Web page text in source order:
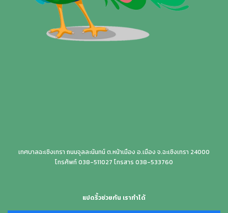
เทศบาลฉะเชิงเทรา ถนนจุลละนันทน์ ต.หน้าเมือง อ.เมือง จ.ฉะเชิงเทรา 24000
โทรศัพท์ 038-511027 โทรสาร 038-533760
แปดริ้วช่วยกัน เราทำได้